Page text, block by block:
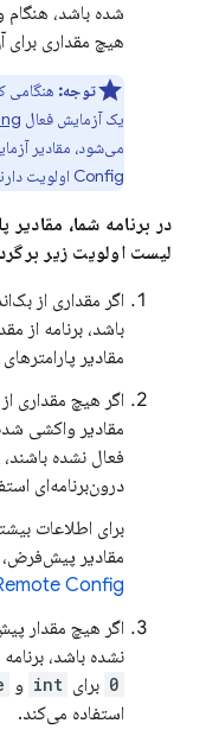
شده باشد، هنگام
هیچ مقداری برای
توجه: هنگامی
یک آزمایش فعال
می‌شود، مقادیر
Config اولویت
در برنامه شما،
لیست اولویت زیر
اگر مقداری از
باشد، برنامه از
مقادیر
اگر هیچ مقداری
مقادیر واکشی
فعال نشده
درون‌برنامه‌ای
برای اطلاعات
مقادیر پیش‌فرض،
Config
اگر هیچ مقدار
نشده باشد،
0 برای int و
استفاده می‌کند.